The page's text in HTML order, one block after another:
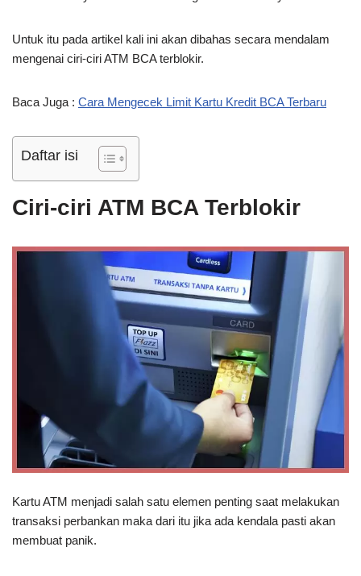
Untuk itu pada artikel kali ini akan dibahas secara mendalam
mengenai ciri-ciri ATM BCA terblokir.
Baca Juga : Cara Mengecek Limit Kartu Kredit BCA Terbaru
Daftar isi
Ciri-ciri ATM BCA Terblokir
Kartu ATM menjadi salah satu elemen penting saat melakukan
transaksi perbankan maka dari itu jika ada kendala pasti akan
membuat panik.